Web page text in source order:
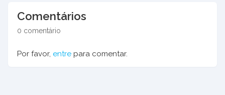
Comentários
0 comentário
Por favor, entre para comentar.